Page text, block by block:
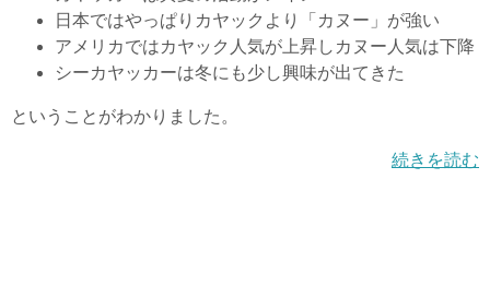
日本ではやっぱりカヤックより「カヌー」が強い
アメリカではカヤック人気が上昇しカヌー人気は下降
シーカヤッカーは冬にも少し興味が出てきた
ということがわかりました。
続きを読む